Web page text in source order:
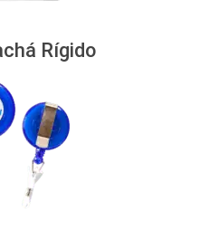
Rígido